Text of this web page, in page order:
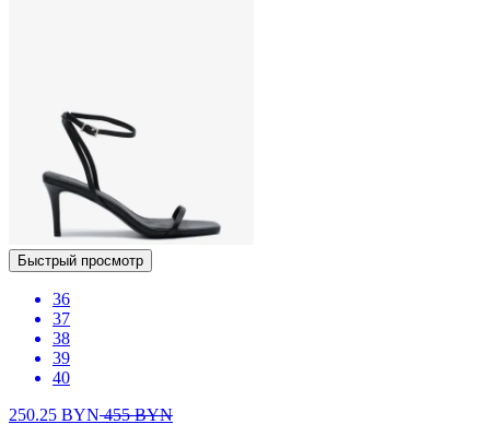
Быстрый просмотр
36
37
38
39
40
250.25 BYN455BYN